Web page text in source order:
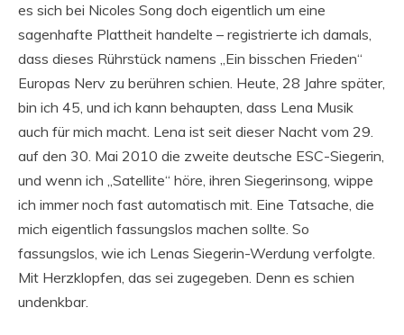
es sich bei Nicoles Song doch eigentlich um eine
sagenhafte Plattheit handelte – registrierte ich damals,
dass dieses Rührstück namens „Ein bisschen Frieden“
Europas Nerv zu berühren schien. Heute, 28 Jahre später,
bin ich 45, und ich kann behaupten, dass Lena Musik
auch für mich macht. Lena ist seit dieser Nacht vom 29.
auf den 30. Mai 2010 die zweite deutsche ESC-Siegerin,
und wenn ich „Satellite“ höre, ihren Siegerinsong, wippe
ich immer noch fast automatisch mit. Eine Tatsache, die
mich eigentlich fassungslos machen sollte. So
fassungslos, wie ich Lenas Siegerin-Werdung verfolgte.
Mit Herzklopfen, das sei zugegeben. Denn es schien
undenkbar.